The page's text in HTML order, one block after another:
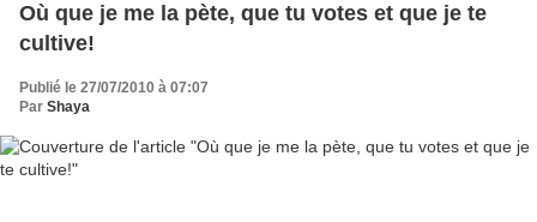
Où que je me la pète, que tu votes et que je te
cultive!
Publié le 27/07/2010 à 07:07
Par Shaya